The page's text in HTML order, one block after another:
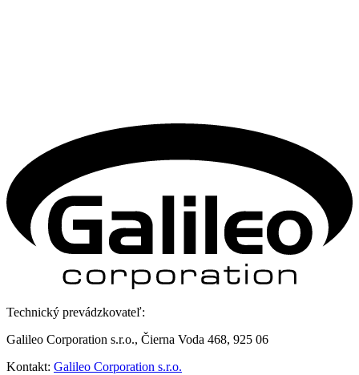
Technický prevádzkovateľ:
Galileo Corporation s.r.o., Čierna Voda 468, 925 06
Kontakt: Galileo Corporation s.r.o.